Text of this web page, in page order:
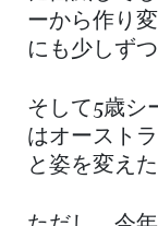
ーから作り
にも少しず
そして5歳シ
はオースト
と姿を変え